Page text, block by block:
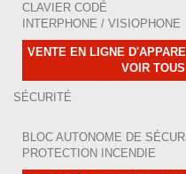
CLAVIER CODÉ
INTERPHONE / VISIOPHONE
VENTE EN LIGNE
VOIR
SÉCURITÉ
BLOC AUTONOME DE
PROTECTION INCENDIE